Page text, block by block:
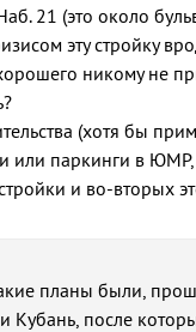
21 (это около
эту стройку
никому не
(хотя бы
или паркинги в
и во-вторых
планы были,
Кубань, после